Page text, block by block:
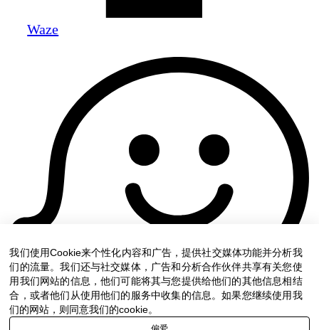
Waze
我们使用Cookie来个性化内容和广告，提供社交媒体功能并分析我
们的流量。我们还与社交媒体，广告和分析合作伙伴共享有关您使
用我们网站的信息，他们可能将其与您提供给他们的其他信息相结
合，或者他们从使用他们的服务中收集的信息。如果您继续使用我
们的网站，则同意我们的cookie。